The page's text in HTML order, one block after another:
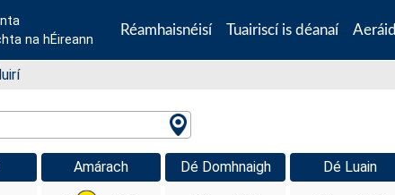
na hÉireann
Réamhaisnéisí Tuairiscí is déanaí Aeráid
Green
Amárach Dé Domhnaigh Dé Luain